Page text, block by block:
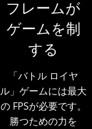
フレームが
ゲームを制
する
「バトル ロイヤ
ル」ゲームには最大
の FPSが必要です。
勝つための力を